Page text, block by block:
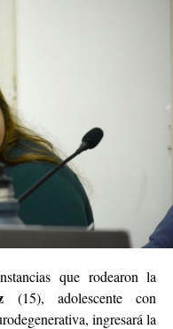
que rodearon la
(15), adolescente con
ingresará la